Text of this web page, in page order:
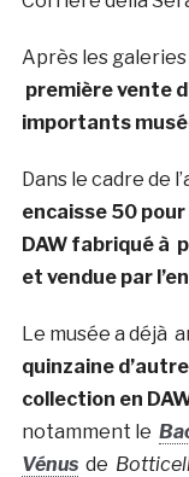
Après les galeries
première vente
importants
Dans le cadre de
encaisse 50
DAW fabriqué à
et vendue par
Le musée a déjà
quinzaine
collection en
notamment le
Vénusde